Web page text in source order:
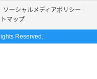
ソーシャルメディアポリシー
マップ
Reserved.